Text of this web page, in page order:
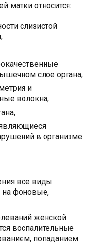
матки относится:
слизистой
слое органа,
и
волокна,
в организме
все виды
на фоновые,
женской
воспалительные
попаданием